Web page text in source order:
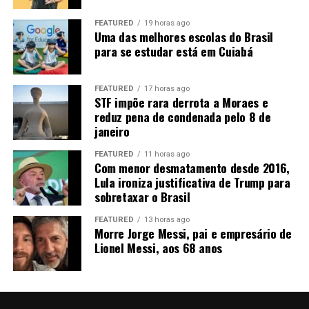
uma certeza, apesar dos sinais positivos dos últimos
dias.
Fonte:Informativo CEEMA UNIJUÍ, do prof. Dr.
Argemiro Luís Brum¹
1–Professor Titular do PPGDR da UNIJUÍ, doutor em
Economia Internacional pela EHESS de Paris-França,
coordenador, pesquisador e analista de mercado da
CEEMA (FIDENE/UNIJUÍ).
FEATURED 19 horas ago
Uma das melhores escolas do Brasil
para se estudar está em Cuiabá
FEATURED 17 horas ago
STF impõe rara derrota a Moraes e
reduz pena de condenada pelo 8 de
janeiro
FEATURED 11 horas ago
Com menor desmatamento desde 2016,
Lula ironiza justificativa de Trump para
sobretaxar o Brasil
FEATURED 13 horas ago
Morre Jorge Messi, pai e empresário de
Lionel Messi, aos 68 anos